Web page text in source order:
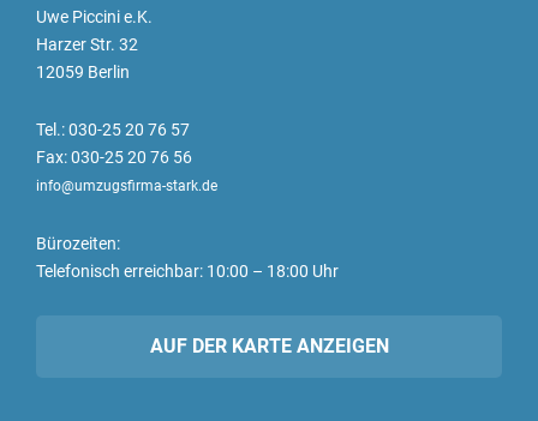
Uwe Piccini e.K.
Harzer Str. 32
12059 Berlin
Tel.: 030-25 20 76 57
Fax: 030-25 20 76 56
info@umzugsfirma-stark.de
Bürozeiten:
Telefonisch erreichbar: 10:00 – 18:00 Uhr
AUF DER KARTE ANZEIGEN